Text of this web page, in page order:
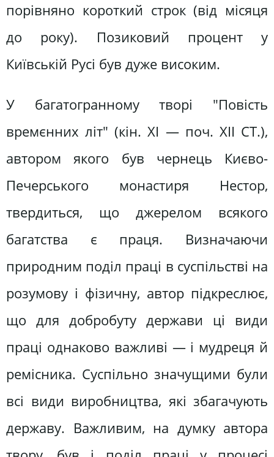
порівняно короткий строк (від місяця
до року). Позиковий процент у
Київській Русі був дуже високим.
У багатогранному творі "Повість
времєнних літ" (кін. XI — поч. XII СТ.),
автором якого був чернець Києво-
Печерського монастиря Нестор,
твердиться, що джерелом всякого
багатства є праця. Визначаючи
природним поділ праці в суспільстві на
розумову і фізичну, автор підкреслює,
що для добробуту держави ці види
праці однаково важливі — і мудреця й
ремісника. Суспільно значущими були
всі види виробництва, які збагачують
державу. Важливим, на думку автора